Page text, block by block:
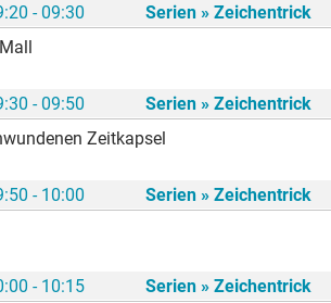
- 09:30 Serien » Zeichentrick
- 09:50 Serien » Zeichentrick
Zeitkapsel
- 10:00 Serien » Zeichentrick
- 10:15 Serien » Zeichentrick